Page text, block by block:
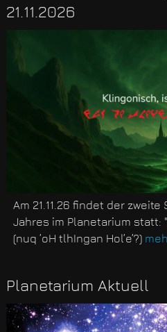
21.11.2026
Am 21.11.26 findet der
Jahres im Planetarium statt:
(nuq ’oH tlhIngan Hol’e’?)
Planetarium Aktuell